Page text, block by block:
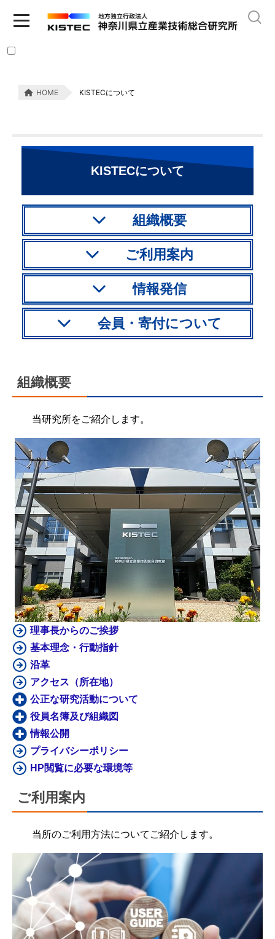
HOME KISTECについて
KISTECについて
組織概要
ご利用案内
情報発信
会員・寄付について
組織概要
当研究所をご紹介します。
理事長からのご挨拶
基本理念・行動指針
沿革
アクセス（所在地）
公正な研究活動について
役員名簿及び組織図
情報公開
プライバシーポリシー
HP閲覧に必要な環境等
ご利用案内
当所のご利用方法についてご紹介します。